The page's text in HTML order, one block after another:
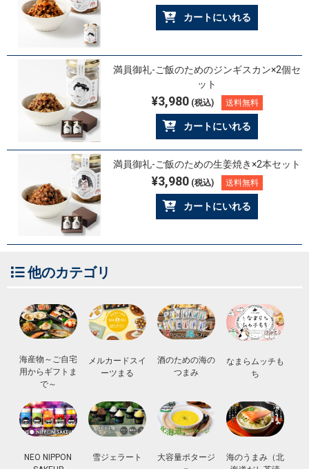
カートにいれる
満員御礼-ご飯のためのジンギスカン×2個セ
ット
¥3,980(税込) 送料無料
カートにいれる
満員御礼-ご飯のための生姜焼き×2本セット
¥3,980(税込) 送料無料
カートにいれる
他のカテゴリ
海産物～ご自宅
用からギフトま
で～
メルカードスイ
ーツまる
酒のための海の
つまみ
なまらムッチも
ち
NEO NIPPON
雪ジェラート
大容量ポタージ
海のうまみ（北